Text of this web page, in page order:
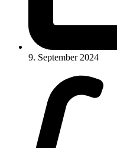
9. September 2024